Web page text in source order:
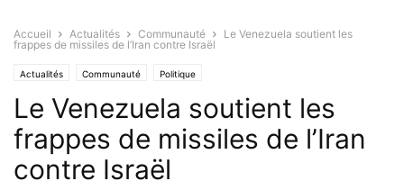
Accueil Actualités Communauté
Le Venezuela soutient les
frappes de missiles de l’Iran contre Israël
Actualités Communauté Politique
Le Venezuela soutient les
frappes de missiles de l’Iran
contre Israël